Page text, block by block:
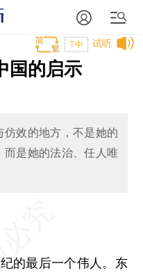
试听
T中
国的启示
效的地方，不是她的
是她的法治、任人唯
最后一个伟人。东